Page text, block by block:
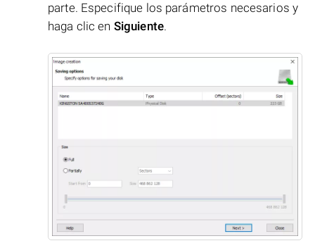
parte. Especifique los parámetros necesarios y
haga clic en Siguiente.